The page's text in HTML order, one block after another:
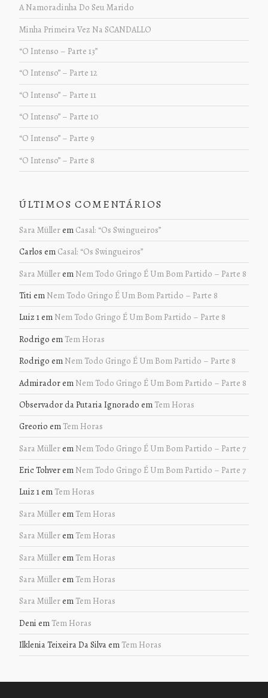
A Namoradinha Do Seu Marido
Minha Primeira Vez Na SCANDALLO
“O Intenso – Parte 13”
“O Intenso” – Parte 12
“O Intenso” – Parte 11
“O Intenso” – Parte 10
“O Intenso” – Parte 9
“O Intenso” – Parte 8
ÚLTIMOS COMENTÁRIOS
Sara Müllerem Casal: “Os Swingueiros”
Carlos em Casal: “Os Swingueiros”
Sara Müllerem Nem Todo Gringo É Um Bom Partido – Parte 8
Titi em Nem Todo Gringo É Um Bom Partido – Parte 8
Luiz 1em Nem Todo Gringo É Um Bom Partido – Parte 8
Rodrigo em Tem Horas
Rodrigo em Nem Todo Gringo É Um Bom Partido – Parte 8
Admiradorem Nem Todo Gringo É Um Bom Partido – Parte 8
Observador da Putaria Ignorado em Tem Horas
Greorio em Tem Horas
Sara Müllerem Nem Todo Gringo É Um Bom Partido – Parte 7
Eric Tohverem Nem Todo Gringo É Um Bom Partido – Parte 7
Luiz 1em Tem Horas
Sara Müllerem Tem Horas
Sara Müllerem Tem Horas
Sara Müllerem Tem Horas
Sara Müllerem Tem Horas
Sara Müllerem Tem Horas
Deni em Tem Horas
Ilklenia Teixeira Da Silvaem Tem Horas